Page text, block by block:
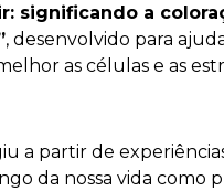
significando a
, desenvolvido para
as células e as
a partir de
da nossa vida como